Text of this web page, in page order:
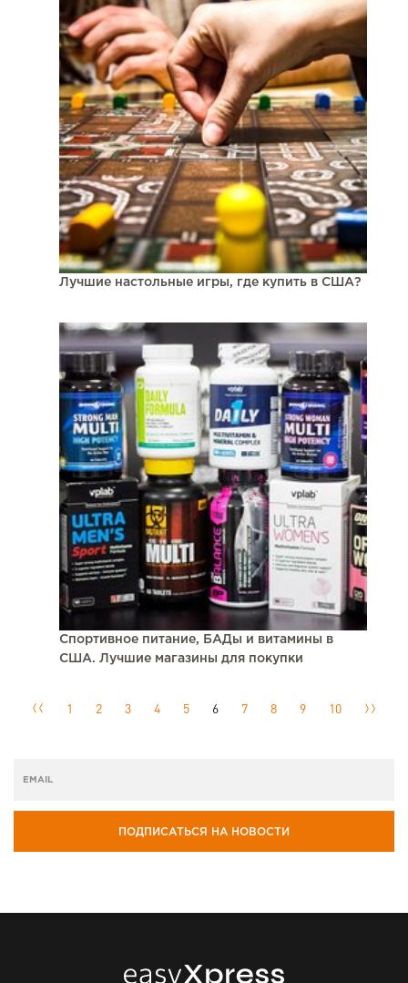
Лучшие настольные игры, где купить в США?
Спортивное питание, БАДы и витамины в
США. Лучшие магазины для покупки
1 2 3 4 5 6 7 8 9 10
ПОДПИСАТЬСЯ НА НОВОСТИ